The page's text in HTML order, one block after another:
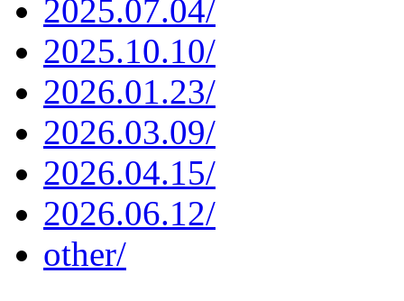
2025.07.04/
2025.10.10/
2026.01.23/
2026.03.09/
2026.04.15/
2026.06.12/
other/